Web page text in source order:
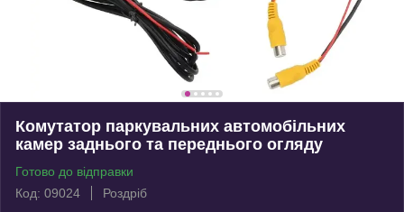
Комутатор паркувальних автомобільних
камер заднього та переднього огляду
Готово до відправки
Код: 09024
Роздріб